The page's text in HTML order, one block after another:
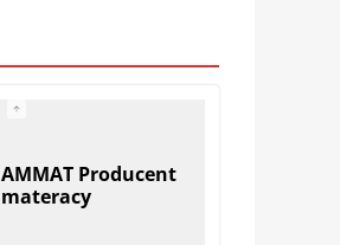
AMMAT Producent
materacy